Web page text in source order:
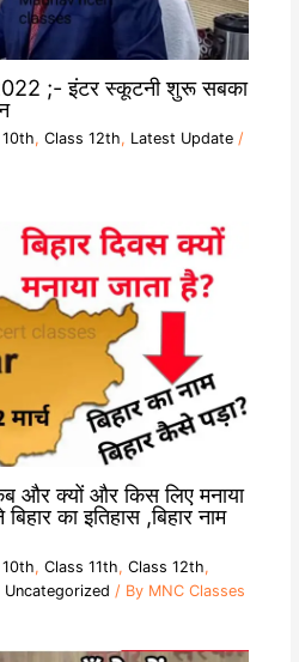
;- इंटर स्कूटनी शुरू सबका
, Class 12th, Latest Update/
और क्यों और किस लिए मनाया
का इतिहास ,बिहार नाम
, Class 11th, Class 12th,
Uncategorized / By MNC Classes